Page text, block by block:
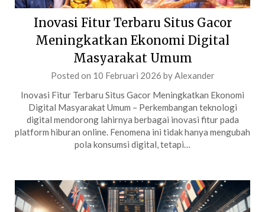
Inovasi Fitur Terbaru Situs Gacor
Meningkatkan Ekonomi Digital
Masyarakat Umum
Posted on 10 Februari 2026 byAlexander
Inovasi Fitur Terbaru Situs Gacor Meningkatkan Ekonomi
Digital Masyarakat Umum – Perkembangan teknologi
digital mendorong lahirnya berbagai inovasi fitur pada
platform hiburan online. Fenomena ini tidak hanya mengubah
pola konsumsi digital, tetapi…